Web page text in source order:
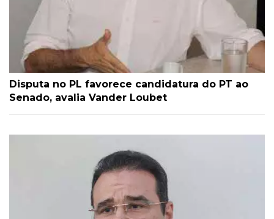
Disputa no PL favorece candidatura do PT ao
Senado, avalia Vander Loubet